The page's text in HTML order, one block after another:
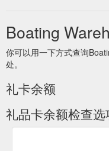
Boating
你可以用一下方式查询
处。
礼卡余额
礼品卡余额检查选